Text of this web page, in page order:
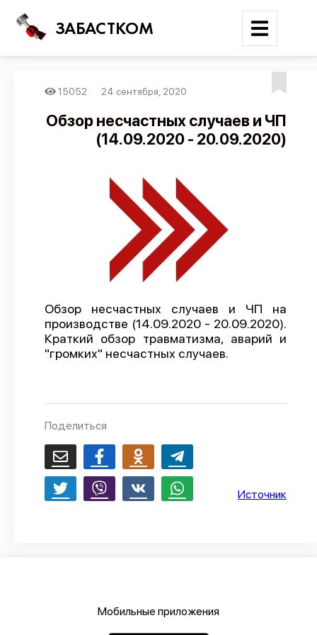
ЗАБАСТКОМ
Поиск
Карта событий
Трудовые конфликты
Отчеты
Предложить публикацию
API
О проекте
Политика конфиденциальности
15052 24 сентября, 2020
Обзор несчастных случаев и ЧП
(14.09.2020 - 20.09.2020)
Обзор несчастных случаев и ЧП на
производстве (14.09.2020 - 20.09.2020).
Краткий обзор травматизма, аварий и
"громких" несчастных случаев.
Поделиться
Источник
Мобильные приложения